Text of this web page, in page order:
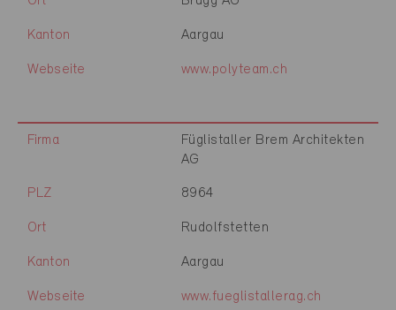
Kanton Aargau
Webseite www.polyteam.ch
Firma
Füglistaller Brem Architekten
AG
PLZ 8964
Ort Rudolfstetten
Kanton Aargau
Webseite www.fueglistallerag.ch